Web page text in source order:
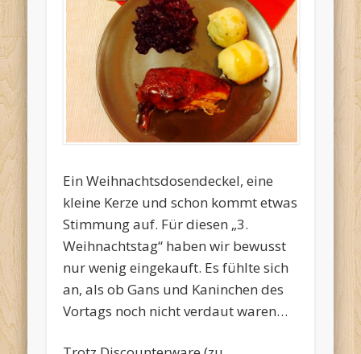
Ein Weihnachtsdosendeckel, eine
kleine Kerze und schon kommt etwas
Stimmung auf. Für diesen „3.
Weihnachtstag“ haben wir bewusst
nur wenig eingekauft. Es fühlte sich
an, als ob Gans und Kaninchen des
Vortags noch nicht verdaut waren…